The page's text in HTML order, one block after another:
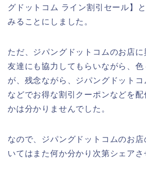
グドットコム ライン割引セール】
みることにしました。
ただ、ジパングドットコムのお店
友達にも協力してもらいながら、
が、残念ながら、ジパングドット
などでお得な割引クーポンなどを配
かは分かりませんでした。
なので、ジパングドットコムのお
いてはまた何か分かり次第シェア